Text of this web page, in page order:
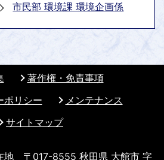
市民部 環境課 環境企画係
著作権・免責事項
ポリシー
メンテナンス
サイトマップ
地 〒017-8555 秋田県 大館市 字